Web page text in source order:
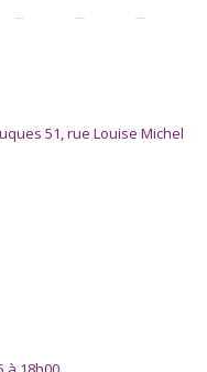
51, rue Louise Michel